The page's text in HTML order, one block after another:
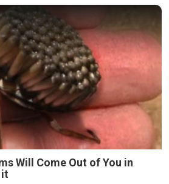
Will Come Out of You in
it